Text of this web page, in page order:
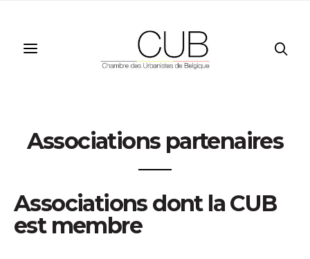
Associations partenaires
Associations dont la CUB
est membre